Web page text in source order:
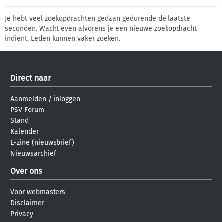
Je hebt veel zoekopdrachten gedaan gedurende de laatste
seconden. Wacht even alvorens je een nieuwe zoekopdracht
indient. Leden kunnen vaker zoeken.
Direct naar
Aanmelden / inloggen
PSV Forum
Stand
Kalender
E-zine (nieuwsbrief)
Nieuwsarchief
Over ons
Voor webmasters
Disclaimer
Privacy